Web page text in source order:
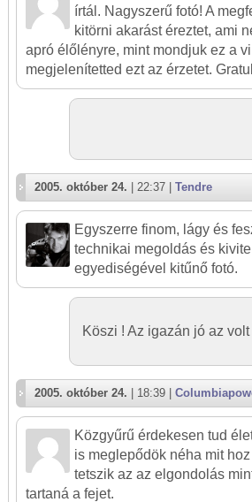
írtál. Nagyszerű fotó! A
kitörni akarást éreztet, ami
apró élőlényre, mint mondjuk ez a
megjelenítetted ezt az érzetet.
2005. október 24. | 22:37 | Tendre
Egyszerre finom, lágy és
technikai megoldás és
egyediségével kitűnő fotó.
Köszi ! Az igazán jó az
2005. október 24. | 18:39 |
Közgyűrű érdekesen tud
is meglepődök néha mit
tetszik az az elgondolás
tartaná a fejet.